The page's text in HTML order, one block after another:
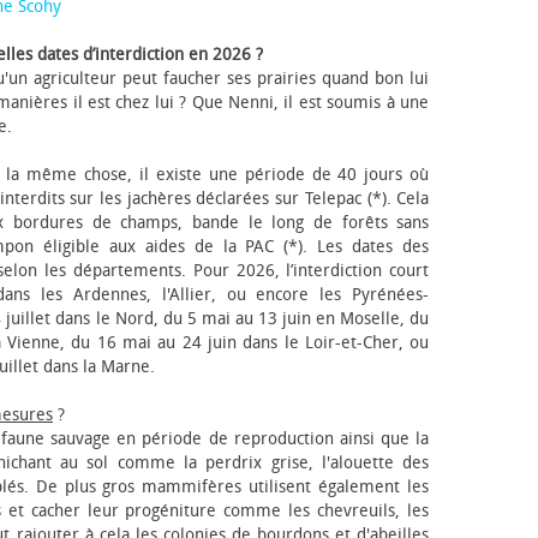
Scohy
dates d’interdiction en 2026 ?
agriculteur peut faucher ses prairies quand bon lui
il est chez lui ? Que Nenni, il est soumis à une
la même chose, il existe une période de 40 jours où
sur les jachères déclarées sur Telepac (*). Cela
bordures de champs, bande le long de forêts sans
éligible aux aides de la PAC (*). Les dates des
les départements. Pour 2026, l’interdiction court
les Ardennes, l'Allier, ou encore les Pyrénées-
dans le Nord, du 5 mai au 13 juin en Moselle, du
du 16 mai au 24 juin dans le Loir-et-Cher, ou
dans la Marne.
?
sauvage en période de reproduction ainsi que la
au sol comme la perdrix grise, l'alouette des
De plus gros mammifères utilisent également les
cacher leur progéniture comme les chevreuils, les